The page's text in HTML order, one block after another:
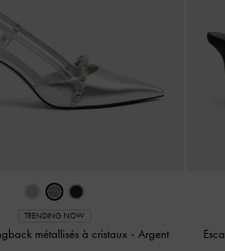
TRENDING NOW
métallisés à cristaux -Argent